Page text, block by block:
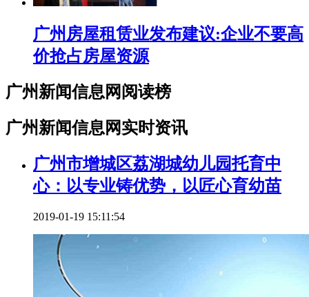
广州房屋租赁业发布建议:企业不要高
价抢占房屋资源
广州新闻信息网阅读榜
广州新闻信息网实时资讯
广州市增城区荔湖城幼儿园托育中
心：以专业铸优势，以匠心育幼苗
2019-01-19 15:11:54